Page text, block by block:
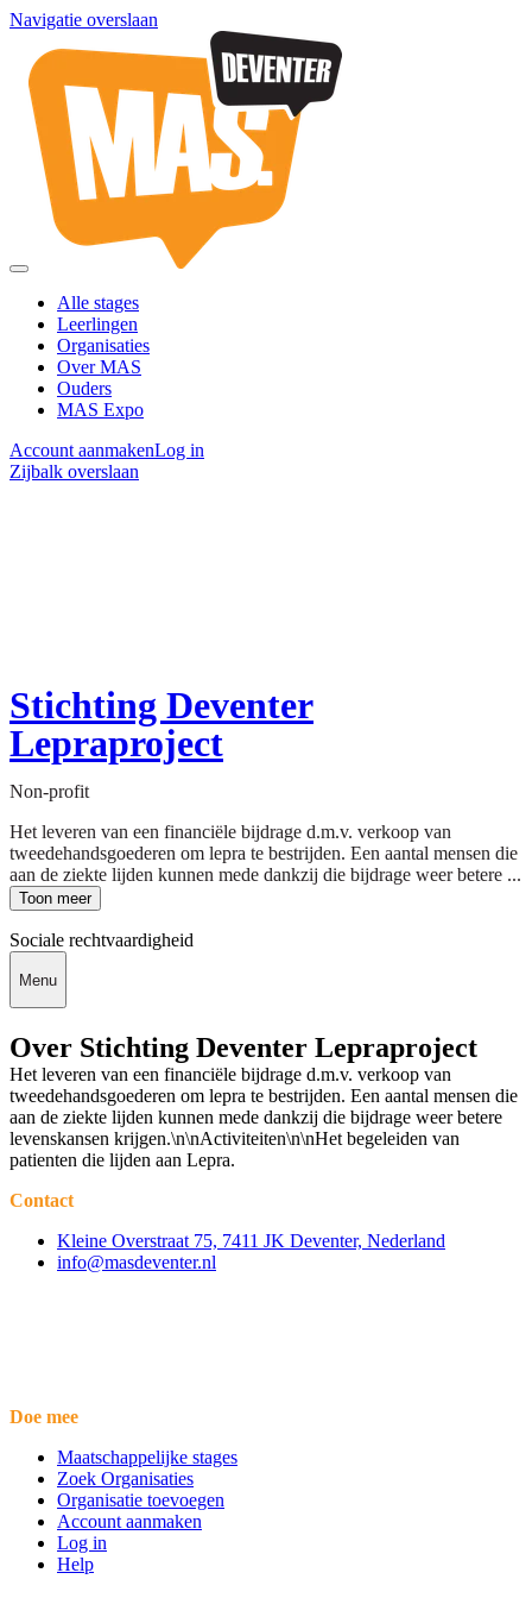
Navigatie overslaan
Alle stages
Leerlingen
Organisaties
Over MAS
Ouders
MAS Expo
Account aanmakenLog in
Zijbalk overslaan
Stichting Deventer
Lepraproject
Non-profit
Het leveren van een financiële bijdrage d.m.v. verkoop van
tweedehandsgoederen om lepra te bestrijden. Een aantal mensen die
aan de ziekte lijden kunnen mede dankzij die bijdrage weer betere ...
Toon meer
Sociale rechtvaardigheid
Menu
Over Stichting Deventer Lepraproject
Het leveren van een financiële bijdrage d.m.v. verkoop van
tweedehandsgoederen om lepra te bestrijden. Een aantal mensen die
aan de ziekte lijden kunnen mede dankzij die bijdrage weer betere
levenskansen krijgen.\n\nActiviteiten\n\nHet begeleiden van
patienten die lijden aan Lepra.
Contact
Kleine Overstraat 75, 7411 JK Deventer, Nederland
info@masdeventer.nl
Doe mee
Maatschappelijke stages
Zoek Organisaties
Organisatie toevoegen
Account aanmaken
Log in
Help